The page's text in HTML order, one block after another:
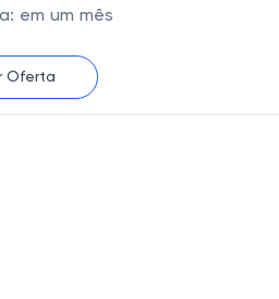
em um mês
Oferta